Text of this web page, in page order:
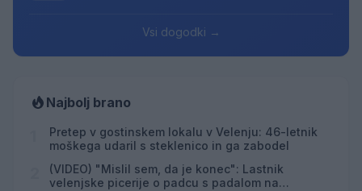
Vsi dogodki →
Najbolj brano
Pretep v gostinskem lokalu v Velenju: 46-letnik
moškega udaril s steklenico in ga zabodel
(VIDEO) "Mislil sem, da je konec": Lastnik
velenjske picerije o padcu s padalom na